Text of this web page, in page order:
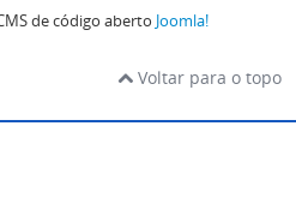
de código aberto Joomla!
Voltar para o topo